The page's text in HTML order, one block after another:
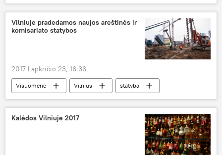
Klaipėdos jūrų uostas
Vilniuje pradedamos naujos areštinės ir
komisariato statybos
2017 Lapkričio 23, 16:36
Visuomenė Vilnius
statyba
policija
policijos komisariatas
areštinė
Kalėdos Vilniuje 2017